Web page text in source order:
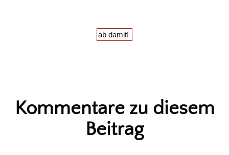
Kommentare zu diesem
Beitrag